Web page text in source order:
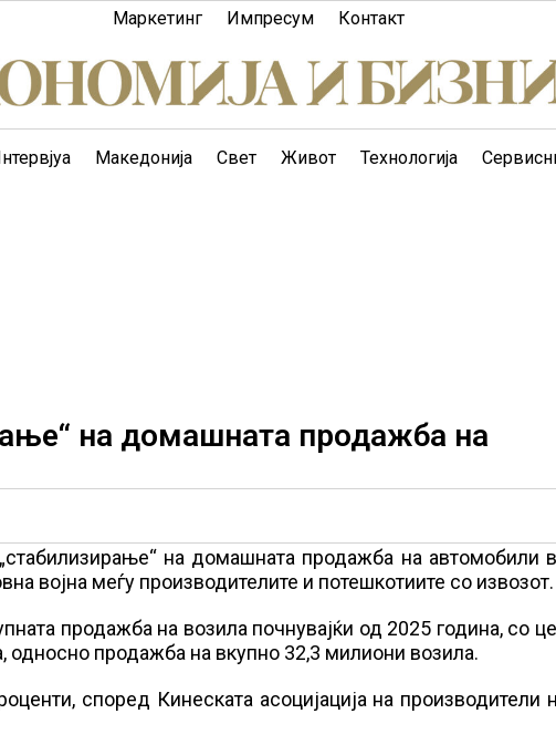
Маркетинг Импресум Контакт
Македонија Свет Живот Технологија
на домашната продажба на
на домашната продажба на автомобили
војна меѓу производителите и потешкотиите со извозот.
продажба на возила почнувајќи од 2025 година, со
односно продажба на вкупно 32,3 милиони возила.
според Кинеската асоцијација на производители